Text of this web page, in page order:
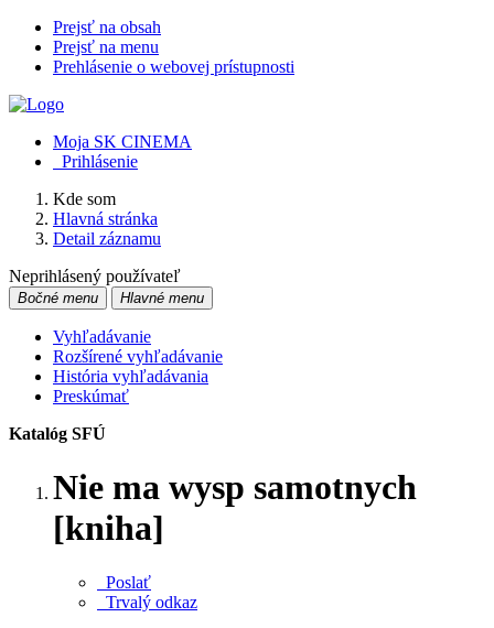
Prejsť na obsah
Prejsť na menu
Prehlásenie o webovej prístupnosti
Moja SK CINEMA
Prihlásenie
Kde som
Hlavná stránka
Detail záznamu
Neprihlásený používateľ
Bočné menu Hlavné menu
Vyhľadávanie
Rozšírené vyhľadávanie
História vyhľadávania
Preskúmať
Katalóg SFÚ
Nie ma wysp samotnych
[kniha]
Poslať
Trvalý odkaz